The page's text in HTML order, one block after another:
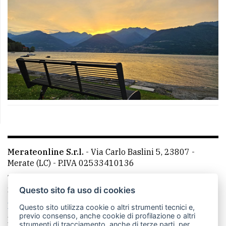
Merateonline S.r.l. - Via Carlo Baslini 5, 23807 -
Merate (LC) - P.IVA 02533410136
Telefono:
mail: redazione@leccoonline.com
La redazione
MerateOnline CasateOnline
RSS
Made by VIP
Questo sito fa uso di cookies
Questo sito utilizza cookie o altri strumenti tecnici e,
previo consenso, anche cookie di profilazione o altri